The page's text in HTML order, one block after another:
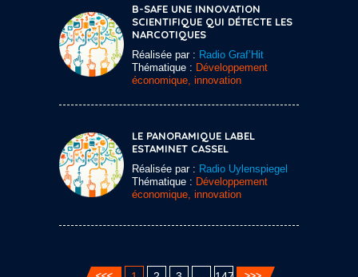
B-SAFE UNE INNOVATION
SCIENTIFIQUE QUI DÉTECTE LES
NARCOTIQUES
Réalisée par : Radio Graf’Hit
Thématique : Développement
économique, innovation
LE PANORAMIQUE LABEL
ESTAMINET CASSEL
Réalisée par : Radio Uylenspiegel
Thématique : Développement
économique, innovation